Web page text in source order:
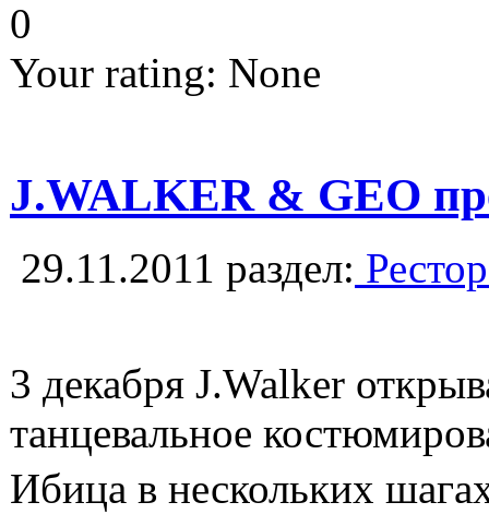
0
Your rating: None
J.WALKER & GEO
29.11.2011 раздел:
3 декабря J.Walker
танцевальное
Ибица в нескольких